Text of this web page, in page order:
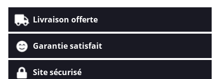
Livraison offerte
Garantie satisfait
Site sécurisé